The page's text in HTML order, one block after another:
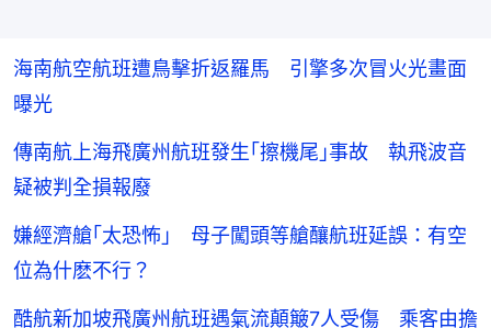
海南航空航班遭鳥擊折返羅馬 引擎多次冒火光畫面
曝光
傳南航上海飛廣州航班發生｢擦機尾｣事故 執飛波音
疑被判全損報廢
嫌經濟艙｢太恐怖｣ 母子闖頭等艙釀航班延誤：有空
位為什麽不行？
酷航新加坡飛廣州航班遇氣流顛簸7人受傷 乘客由擔